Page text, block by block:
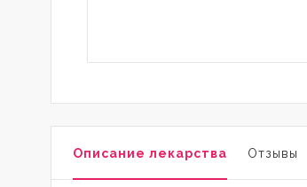
Описание лекарства Отзывы